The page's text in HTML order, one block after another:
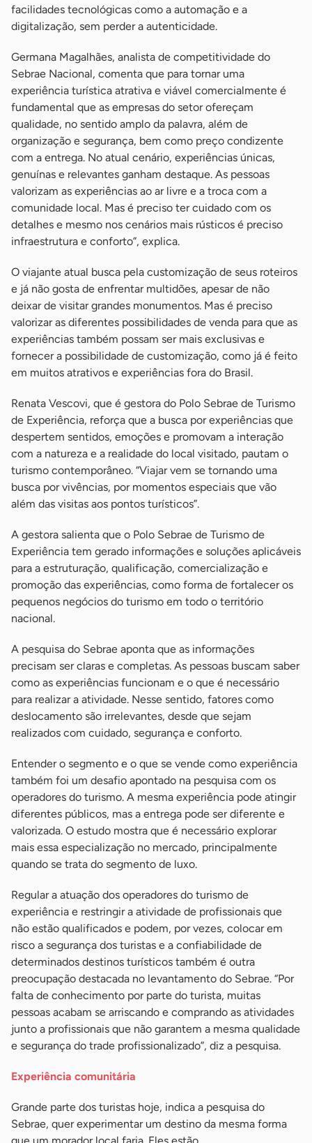
facilidades tecnológicas como a automação e a
digitalização, sem perder a autenticidade.
Germana Magalhães, analista de competitividade do
Sebrae Nacional, comenta que para tornar uma
experiência turística atrativa e viável comercialmente é
fundamental que as empresas do setor ofereçam
qualidade, no sentido amplo da palavra, além de
organização e segurança, bem como preço condizente
com a entrega. No atual cenário, experiências únicas,
genuínas e relevantes ganham destaque. As pessoas
valorizam as experiências ao ar livre e a troca com a
comunidade local. Mas é preciso ter cuidado com os
detalhes e mesmo nos cenários mais rústicos é preciso
infraestrutura e conforto”, explica.
O viajante atual busca pela customização de seus roteiros
e já não gosta de enfrentar multidões, apesar de não
deixar de visitar grandes monumentos. Mas é preciso
valorizar as diferentes possibilidades de venda para que as
experiências também possam ser mais exclusivas e
fornecer a possibilidade de customização, como já é feito
em muitos atrativos e experiências fora do Brasil.
Renata Vescovi, que é gestora do Polo Sebrae de Turismo
de Experiência, reforça que a busca por experiências que
despertem sentidos, emoções e promovam a interação
com a natureza e a realidade do local visitado, pautam o
turismo contemporâneo. “Viajar vem se tornando uma
busca por vivências, por momentos especiais que vão
além das visitas aos pontos turísticos”.
A gestora salienta que o Polo Sebrae de Turismo de
Experiência tem gerado informações e soluções aplicáveis
para a estruturação, qualificação, comercialização e
promoção das experiências, como forma de fortalecer os
pequenos negócios do turismo em todo o território
nacional.
A pesquisa do Sebrae aponta que as informações
precisam ser claras e completas. As pessoas buscam saber
como as experiências funcionam e o que é necessário
para realizar a atividade. Nesse sentido, fatores como
deslocamento são irrelevantes, desde que sejam
realizados com cuidado, segurança e conforto.
Entender o segmento e o que se vende como experiência
também foi um desafio apontado na pesquisa com os
operadores do turismo. A mesma experiência pode atingir
diferentes públicos, mas a entrega pode ser diferente e
valorizada. O estudo mostra que é necessário explorar
mais essa especialização no mercado, principalmente
quando se trata do segmento de luxo.
Regular a atuação dos operadores do turismo de
experiência e restringir a atividade de profissionais que
não estão qualificados e podem, por vezes, colocar em
risco a segurança dos turistas e a confiabilidade de
determinados destinos turísticos também é outra
preocupação destacada no levantamento do Sebrae. “Por
falta de conhecimento por parte do turista, muitas
pessoas acabam se arriscando e comprando as atividades
junto a profissionais que não garantem a mesma qualidade
e segurança do trade profissionalizado”, diz a pesquisa.
Experiência comunitária
Grande parte dos turistas hoje, indica a pesquisa do
Sebrae, quer experimentar um destino da mesma forma